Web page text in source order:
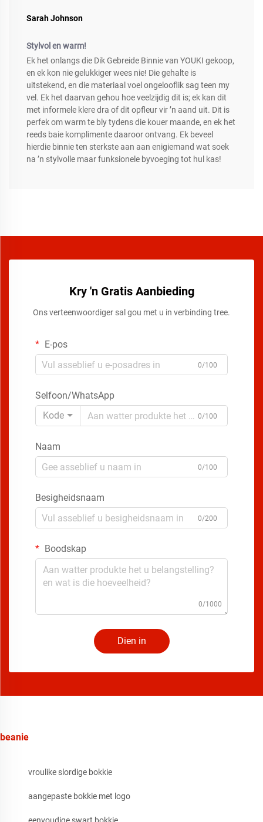
Sarah Johnson
Stylvol en warm!
Ek het onlangs die Dik Gebreide Binnie van YOUKI gekoop,
en ek kon nie gelukkiger wees nie! Die gehalte is
uitstekend, en die materiaal voel ongelooflik sag teen my
vel. Ek het daarvan gehou hoe veelzijdig dit is; ek kan dit
met informele klere dra of dit opfleur vir ’n aand uit. Dit is
perfek om warm te bly tydens die kouer maande, en ek het
reeds baie komplimente daaroor ontvang. Ek beveel
hierdie binnie ten sterkste aan aan enigiemand wat soek
na ’n stylvolle maar funksionele byvoeging tot hul kas!
Kry 'n Gratis Aanbieding
Ons verteenwoordiger sal gou met u in verbinding tree.
E-pos
0/100
Selfoon/WhatsApp
Kode
0/100
Naam
0/100
Besigheidsnaam
0/200
Boodskap
0/1000
Dien in
beanie
vroulike slordige bokkie
aangepaste bokkie met logo